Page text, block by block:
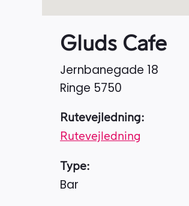
Gluds Cafe
Jernbanegade 18
Ringe 5750
Rutevejledning:
Rutevejledning
Type:
Bar